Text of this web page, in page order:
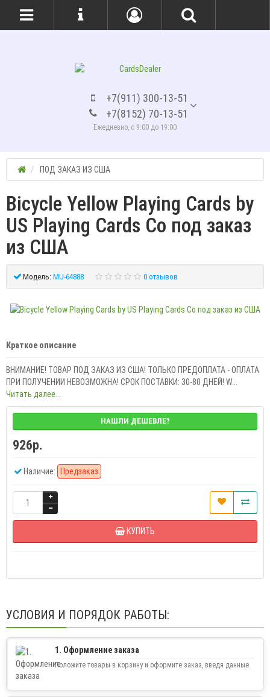
+7(911) 300-13-51
+7(8152) 70-13-51
Ежедневно, с 9:00 до 19:00
ПОД ЗАКАЗ ИЗ США
Bicycle Yellow Playing Cards by
US Playing Cards Co под заказ
из США
Модель: MU-64888 0 отзывов
Краткое описание
ВНИМАНИЕ! ТОВАР ПОД ЗАКАЗ ИЗ США! ТОЛЬКО ПРЕДОПЛАТА - ОПЛАТА
ПРИ ПОЛУЧЕНИИ НЕВОЗМОЖНА! СРОК ПОСТАВКИ: 30-80 ДНЕЙ! W...
Читать далее...
НАШЛИ ДЕШЕВЛЕ?
926р.
Наличие: Предзаказ
КУПИТЬ
УСЛОВИЯ И ПОРЯДОК РАБОТЫ:
1. Оформление заказа
Положите товары в корзину и оформите заказ, введя данные.